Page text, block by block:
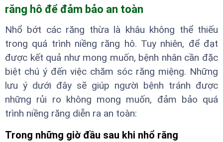
răng hô để đảm bảo an toàn
Nhổ bớt các răng thừa là khâu không thể thiếu
trong quá trình niềng răng hô. Tuy nhiên, để đạt
được kết quả như mong muốn, bệnh nhân cần đặc
biệt chú ý đến việc chăm sóc răng miệng. Những
lưu ý dưới đây sẽ giúp người bệnh tránh được
những rủi ro không mong muốn, đảm bảo quá
trình niềng răng diễn ra an toàn:
Trong những giờ đầu sau khi nhổ răng